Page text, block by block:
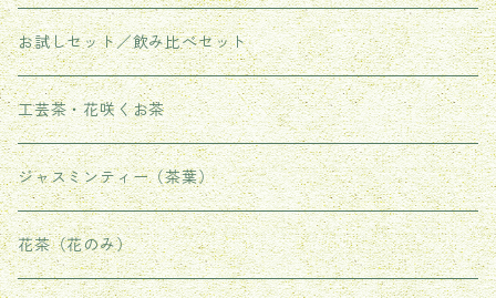
お試しセット／飲み比べセット
工芸茶・花咲くお茶
ジャスミンティー（茶葉）
花茶（花のみ）